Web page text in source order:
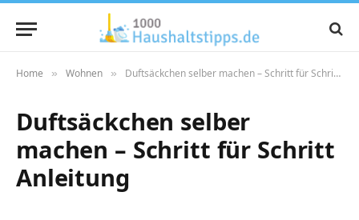
Home » Wohnen » Duftsäckchen selber machen – Schritt für Schritt Anleitung
Duftsäckchen selber
machen – Schritt für Schritt
Anleitung